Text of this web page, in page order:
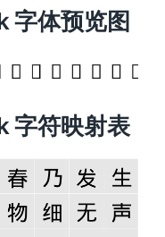
字体预览图
字符映射表